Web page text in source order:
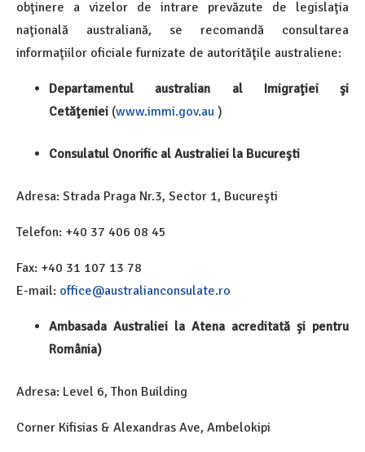
obţinere a vizelor de intrare prevăzute de legislaţia
naţională australiană, se recomandă consultarea
informaţiilor oficiale furnizate de autorităţile australiene:
Departamentul australian al Imigraţiei şi
Cetăţeniei (www.immi.gov.au )
Consulatul Onorific al Australiei la Bucureşti
Adresa: Strada Praga Nr.3, Sector 1, Bucureşti
Telefon: +40 37 406 08 45
Fax: +40 31 107 13 78
E-mail: office@australianconsulate.ro
Ambasada Australiei la Atena acreditată și pentru
România)
Adresa: Level 6, Thon Building
Corner Kifisias & Alexandras Ave, Ambelokipi